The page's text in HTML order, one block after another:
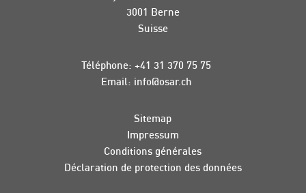
3001 Berne
Suisse
Téléphone: +41 31 370 75 75
Email: info@osar.ch
Sitemap
Impressum
Conditions générales
Déclaration de protection des données